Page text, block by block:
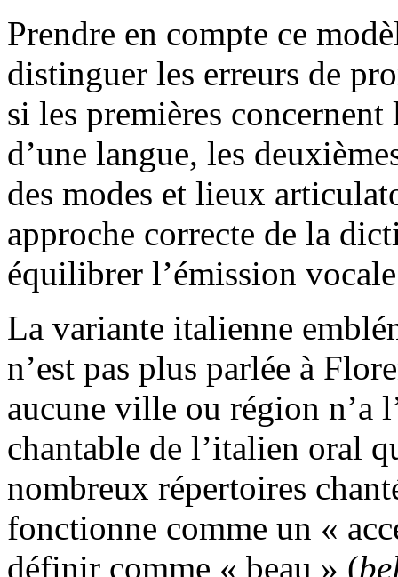
Prendre en compte ce
distinguer les erreurs de
si les premières
d’une langue, les
des modes et lieux
approche correcte de la
équilibrer l’émission
La variante italienne
n’est pas plus parlée à
aucune ville ou région n’a
chantable de l’italien oral
nombreux répertoires
fonctionne comme un «
définir comme « beau » (